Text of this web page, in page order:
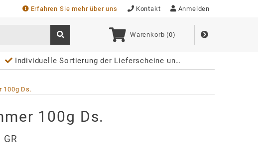
Erfahren Sie mehr über uns Kontakt Anmelden
Warenkorb (0)
Individuelle Sortierung der Lieferscheine und Rechnungen
100g Ds.
100g Ds.
GR